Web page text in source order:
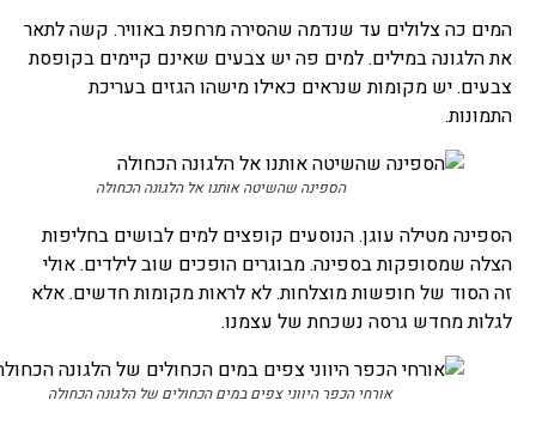
המים כה צלולים עד שנדמה שהסירה מרחפת באוויר. קשה לתאר
את הלגונה במילים. למים פה יש צבעים שאינם קיימים בקופסת
צבעים. יש מקומות שנראים כאילו מישהו הגזים בעריכת
התמונות.
הספינה שהשיטה אותנו אל הלגונה הכחולה
הספינה מטילה עוגן. הנוסעים קופצים למים לבושים בחליפות
הצלה שמסופקות בספינה. מבוגרים הופכים שוב לילדים. אולי
זה הסוד של חופשות מוצלחות. לא לראות מקומות חדשים. אלא
לגלות מחדש גרסה נשכחת של עצמנו.
אורחי הכפר היווני צפים במים הכחולים של הלגונה הכחולה